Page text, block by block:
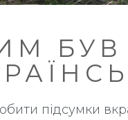
БУВ
підсумки